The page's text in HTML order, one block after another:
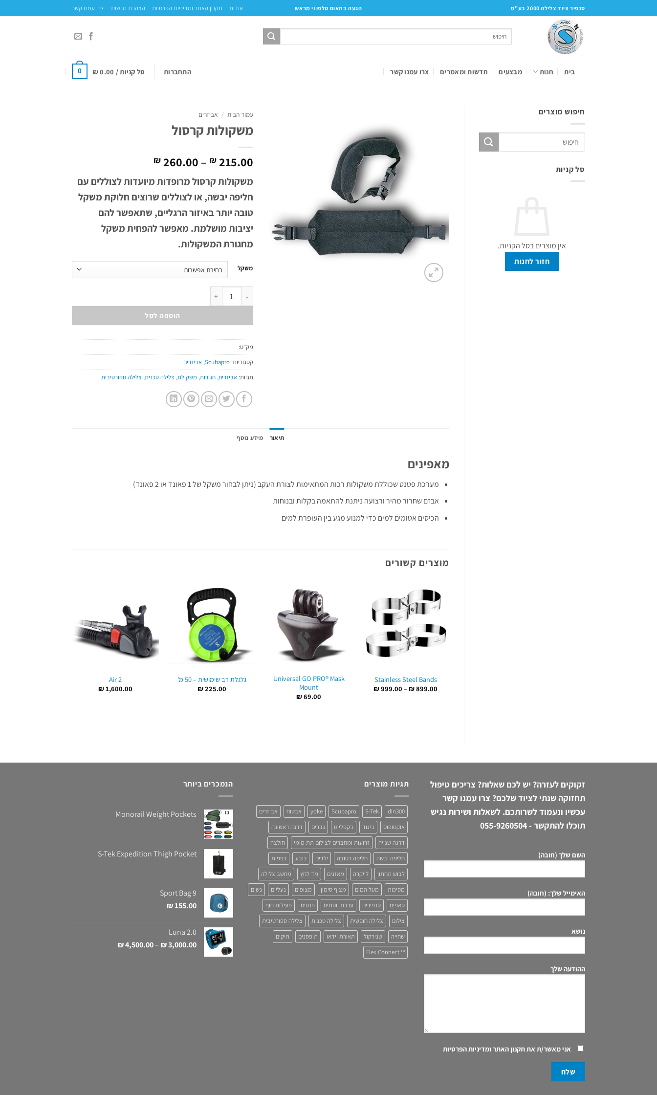
to
סנפיר ציוד צלילה 2000 בע"מ הגעה בתאום טלפוני מראש אודות תקנון האתר ומדיניות הפרטיות הצהרת נגישות צרו עמנו קשר
בית חנות מבצעים חדשות ומאמרים צרו עמנו קשר התחברות סל קניות / ₪0.00
0
חיפוש מוצרים
עבור:
סל קניות
אין מוצרים בסל הקניות.
חזור לחנות
עמוד הבית / אביזרים
משקולות קרסול
₪215.00
–
₪260.00
⁦₪ 215.00⁩
עד
משקולות קרסול מרופדות מיועדות לצוללים עם
חליפה יבשה, או לצוללים שרוצים חלוקת משקל
טובה יותר באיזור הרגליים, שתאפשר להם
יציבות מושלמת. מאפשר להפחית משקל
מחגורת המשקולות.
משקל
כמות של משקולות קרסול
הוספה לסל
מק"ט:
קטגוריות:Scubapro
,אביזרים
תגיות:אביזרים,חגורות, משקולת, צלילה טכנית, צלילה ספורטיבית
תיאור מידע נוסף
מאפינים
מערכת פטנט שכוללת משקולות רכות המתאימות לצורת העקב (ניתן לבחור משקל של 1 פאונד או 2 פאונד)
אבזם שחרור מהיר ורצועה ניתנת להתאמה בקלות ובנוחות
הכיסים אטומים למים כדי למנוע מגע בין העופרת למים
מוצרים קשורים
Stainless Steel Bands
₪899.00
–
₪999.00 טווח
Universal GO PRO® Mask
Mount
₪69.00
גלגלת רב שימושית – 50 מ'
₪225.00
Air 2
₪1,600.00
זקוקים לעזרה? יש לכם שאלות? צריכים טיפול
תחזוקה שנתי לציוד שלכם? צרו עמנו קשר
עכשיו ונעמוד לשרותכם. לשאלות ושירות נגיש
תוכלו להתקשר -055-9260504
השם שלך (חובה)
האימייל שלך: (חובה)
נושא
ההודעה שלך
אני מאשר/ת אתתקנון האתר ומדיניות הפרטיות
תגיות מוצרים
din300
S-Tek
Scubapro
yoke אבטוח
אביזרים
אוקטופוס
ביגוד בקפלייט גברים
דרגה ראשונה
דרגה שנייה
זרועות ומחברים לצילום תת מימי
חולצה
חליפה יבשה
חליפה רטובה ילדים כובע
כפפות
לבוש תחתון
לייקרה מאזנים מד לחץ
מחשב צלילה
מסיכות
מעל המים מצוף סימון מצופים נעליים
נשים
סאפים
סנפירים ערכת ווסתים פנסים
פעילות חוף
צילום
צלילה חופשית צלילה טכנית
צלילה ספורטיבית
שחייה
שנירקול תאורת וידאו תופסנים
תיקים
™ Flex Connect
הנמכרים ביותר
Monorail Weight Pockets
S-Tek Expedition Thigh Pocket
Sport Bag 9
₪155.00
Luna 2.0
₪3,000.00
–
₪4,500.00